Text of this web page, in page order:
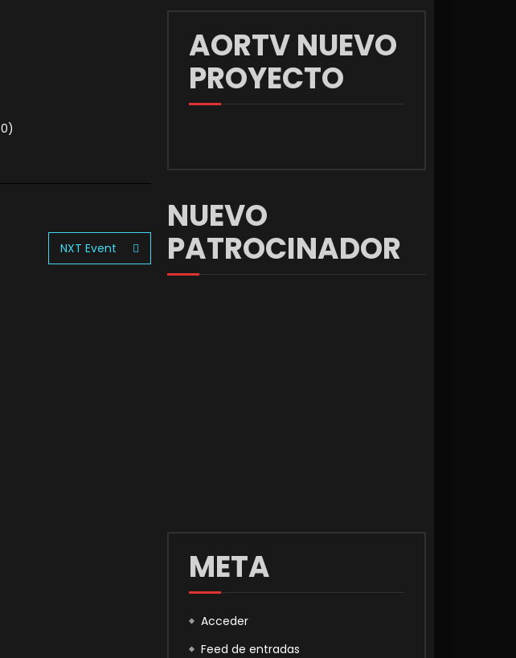
0)
NXT Event
AORTV NUEVO
PROYECTO
NUEVO
PATROCINADOR
META
Acceder
Feed de entradas